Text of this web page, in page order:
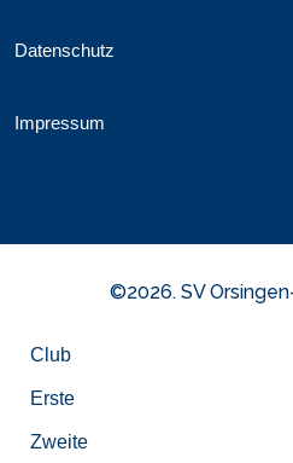
Datenschutz
Impressum
©2026. SV
Club
Erste
Zweite